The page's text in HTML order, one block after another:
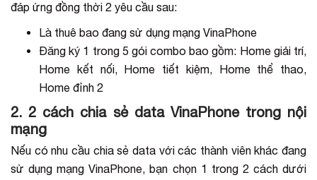
đáp ứng đồng thời 2 yêu cầu sau:
Là thuê bao đang sử dụng mạng VinaPhone
Đăng ký 1 trong 5 gói combo bao gồm: Home giải trí,
Home kết nối, Home tiết kiệm, Home thể thao,
Home đỉnh 2
2. 2 cách chia sẻ data VinaPhone trong nội
mạng
Nếu có nhu cầu chia sẻ data với các thành viên khác đang
sử dụng mạng VinaPhone, bạn chọn 1 trong 2 cách dưới